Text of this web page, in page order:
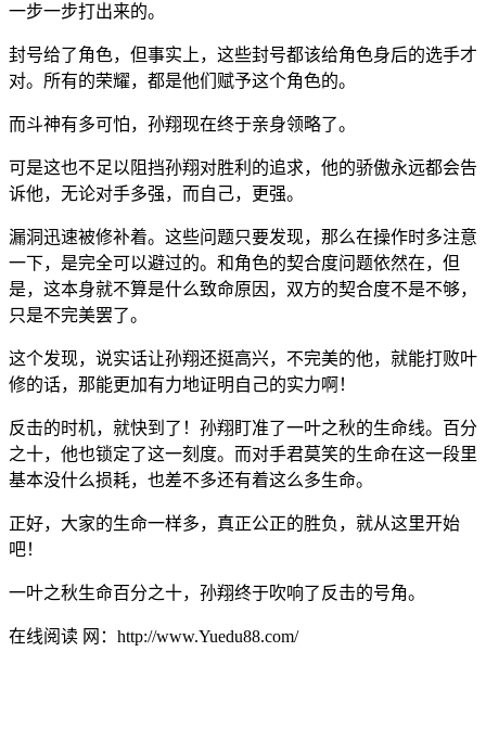
一步一步打出来的。
封号给了角色，但事实上，这些封号都该给角色身后的选手才
对。所有的荣耀，都是他们赋予这个角色的。
而斗神有多可怕，孙翔现在终于亲身领略了。
可是这也不足以阻挡孙翔对胜利的追求，他的骄傲永远都会告
诉他，无论对手多强，而自己，更强。
漏洞迅速被修补着。这些问题只要发现，那么在操作时多注意
一下，是完全可以避过的。和角色的契合度问题依然在，但
是，这本身就不算是什么致命原因，双方的契合度不是不够，
只是不完美罢了。
这个发现，说实话让孙翔还挺高兴，不完美的他，就能打败叶
修的话，那能更加有力地证明自己的实力啊！
反击的时机，就快到了！孙翔盯准了一叶之秋的生命线。百分
之十，他也锁定了这一刻度。而对手君莫笑的生命在这一段里
基本没什么损耗，也差不多还有着这么多生命。
正好，大家的生命一样多，真正公正的胜负，就从这里开始
吧！
一叶之秋生命百分之十，孙翔终于吹响了反击的号角。
在线阅读 网：http://www.Yuedu88.com/